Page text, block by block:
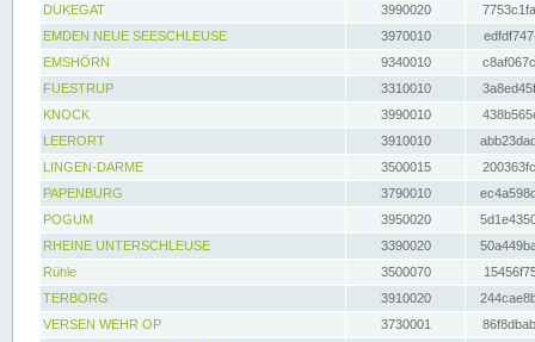
DUKEGAT
3990020
EMDEN NEUE SEESCHLEUSE
3970010
EMSHÖRN
9340010
FUESTRUP
3310010
KNOCK
3990010
LEERORT
3910010
LINGEN-DARME
3500015
PAPENBURG
3790010
POGUM
3950020
RHEINE UNTERSCHLEUSE
3390020
Rühle
3500070
TERBORG
3910020
VERSEN WEHR OP
3730001